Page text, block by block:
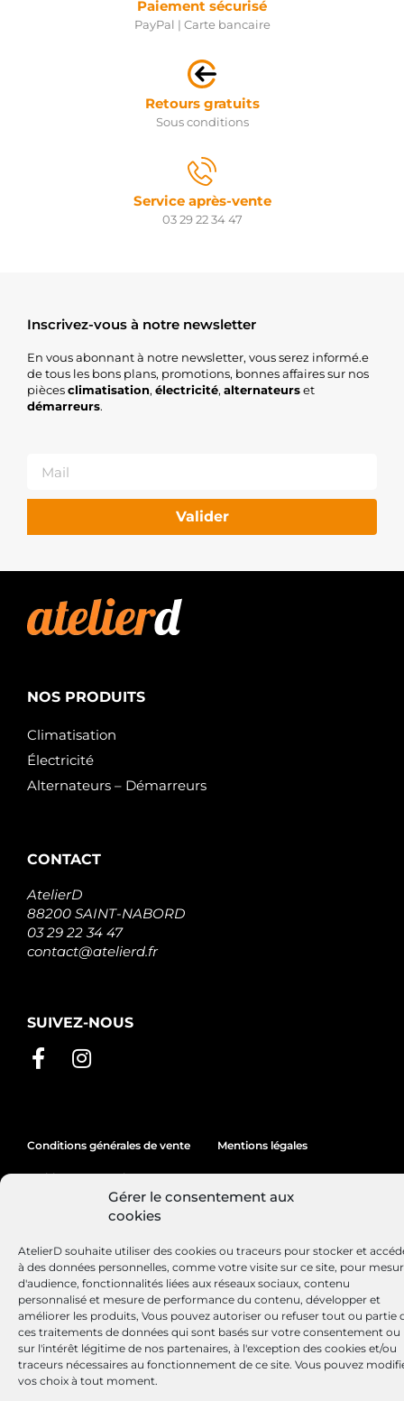
Gérer le consentement aux
cookies
AtelierD souhaite utiliser des cookies ou traceurs pour stocker et
à des données personnelles, comme votre visite sur ce site, pour
d'audience, fonctionnalités liées aux réseaux sociaux, contenu
personnalisé et mesure de performance du contenu, développer et
améliorer les produits, Vous pouvez autoriser ou refuser tout ou partie
ces traitements de données qui sont basés sur votre consentement ou
sur l'intérêt légitime de nos partenaires, à l'exception des cookies et/ou
traceurs nécessaires au fonctionnement de ce site. Vous pouvez
vos choix à tout moment.
Paiement sécurisé
PayPal | Carte bancaire
Retours gratuits
Sous conditions
Service après-vente
03 29 22 34 47
Inscrivez-vous à notre newsletter
En vous abonnant à notre newsletter, vous serez informé.e
de tous les bons plans, promotions, bonnes affaires sur nos
piècesclimatisation, électricité, alternateurset
démarreurs.
Valider
NOS PRODUITS
Climatisation
Électricité
Alternateurs – Démarreurs
CONTACT
AtelierD
88200 SAINT-NABORD
03 29 22 34 47
contact@atelierd.fr
SUIVEZ-NOUS
Conditions générales de vente Mentions légales
Politique de cookies
Site réalisé par LézardsCréation